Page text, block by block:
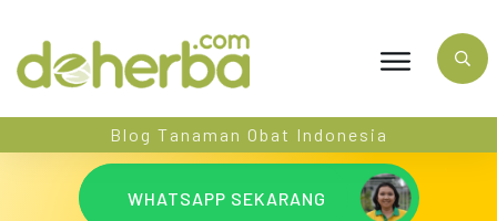
Blog Tanaman Obat Indonesia
WHATSAPP SEKARANG